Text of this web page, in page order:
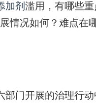
加剂 滥用，有哪些
情况如何？难点在
门开展的治理行动